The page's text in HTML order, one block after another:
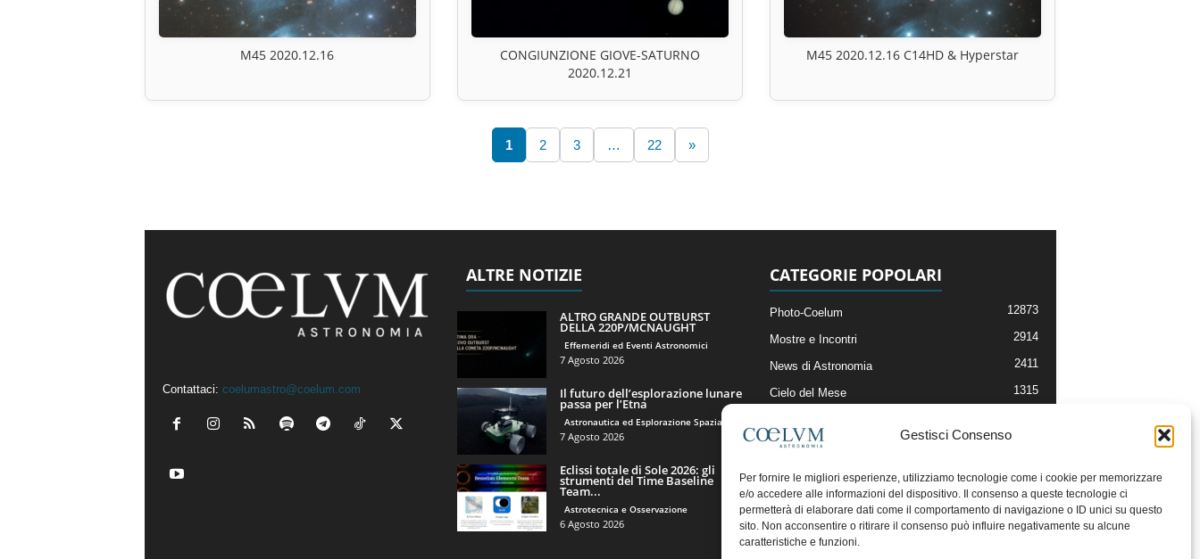
Gestisci Consenso
Per fornire le migliori esperienze, utilizziamo tecnologie come i cookie per memorizzare
e/o accedere alle informazioni del dispositivo. Il consenso a queste tecnologie ci
permetterà di elaborare dati come il comportamento di navigazione o ID unici su questo
sito. Non acconsentire o ritirare il consenso può influire negativamente su alcune
caratteristiche e funzioni.
M45 2020.12.16
CONGIUNZIONE GIOVE-SATURNO
2020.12.21
M45 2020.12.16 C14HD & Hyperstar
1 2 3 … 22 »
Contattaci: coelumastro@coelum.com
ALTRE NOTIZIE
ALTRO GRANDE OUTBURST
DELLA 220P/MCNAUGHT
Effemeridi ed Eventi Astronomici
7 Agosto 2026
Il futuro dell’esplorazione lunare
passa per l’Etna
Astronautica ed Esplorazione Spaziale
7 Agosto 2026
Eclissi totale di Sole 2026: gli
strumenti del Time Baseline
Team...
Astrotecnica e Osservazione
6 Agosto 2026
CATEGORIE POPOLARI
Photo-Coelum 12873
Mostre e Incontri 2914
News di Astronomia 2411
Cielo del Mese 1315
Articoli e Risorse On-Line
Il Blog della Redazione